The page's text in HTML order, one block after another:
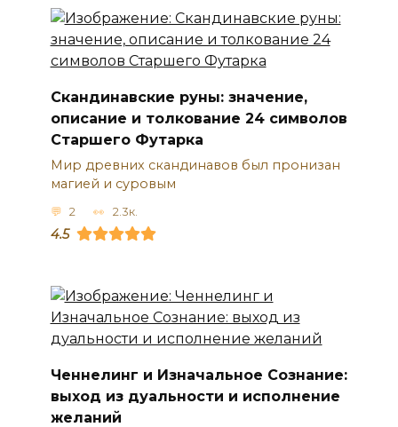
Скандинавские руны: значение,
описание и толкование 24 символов
Старшего Футарка
Мир древних скандинавов был пронизан
магией и суровым
2 2.3к.
4.5
Ченнелинг и Изначальное Сознание:
выход из дуальности и исполнение
желаний